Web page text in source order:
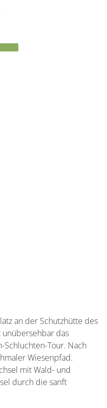
an der Schutzhütte des
das
Tour. Nach
Wiesenpfad.
mit Wald- und
durch die sanft